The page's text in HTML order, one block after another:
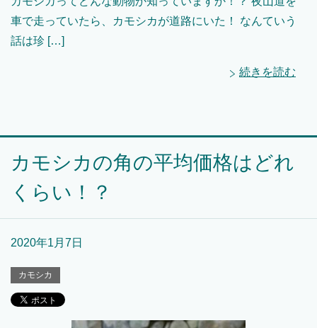
車で走っていたら、カモシカが道路にいた！ なんていう
話は珍 […]
続きを読む
カモシカの角の平均価格はどれ
くらい！？
2020年1月7日
カモシカ